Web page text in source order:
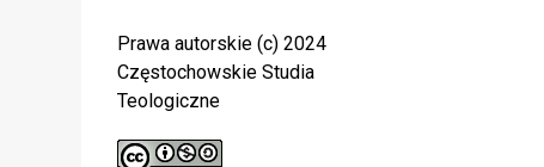
Prawa autorskie (c) 2024
Częstochowskie Studia
Teologiczne